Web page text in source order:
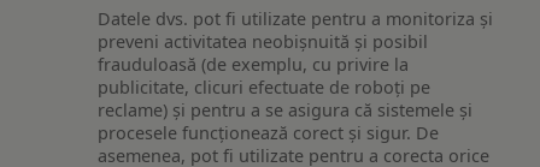
Datele dvs. pot fi utilizate pentru a monitoriza și
preveni activitatea neobișnuită și posibil
frauduloasă (de exemplu, cu privire la
publicitate, clicuri efectuate de roboți pe
reclame) și pentru a se asigura că sistemele și
procesele funcționează corect și sigur. De
asemenea, pot fi utilizate pentru a corecta orice